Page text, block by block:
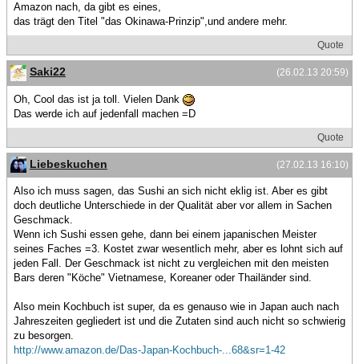
Amazon nach, da gibt es eines,
das trägt den Titel "das Okinawa-Prinzip",und andere mehr.
Quote
(26.02.13 20:59)
Saki22
Oh, Cool das ist ja toll. Vielen Dank
Das werde ich auf jedenfall machen =D
Quote
(27.02.13 16:10)
Liebeskuchen
Also ich muss sagen, das Sushi an sich nicht eklig ist. Aber es gibt
doch deutliche Unterschiede in der Qualität aber vor allem in Sachen
Geschmack.
Wenn ich Sushi essen gehe, dann bei einem japanischen Meister
seines Faches =3. Kostet zwar wesentlich mehr, aber es lohnt sich auf
jeden Fall. Der Geschmack ist nicht zu vergleichen mit den meisten
Bars deren "Köche" Vietnamese, Koreaner oder Thailänder sind.
Also mein Kochbuch ist super, da es genauso wie in Japan auch nach
Jahreszeiten gegliedert ist und die Zutaten sind auch nicht so schwierig
zu besorgen.
http://www.amazon.de/Das-Japan-Kochbuch-...68&sr=1-42